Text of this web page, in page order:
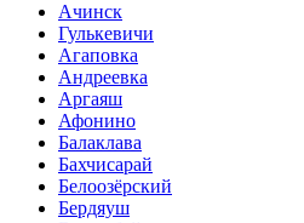
Ачинск
Гулькевичи
Агаповка
Андреевка
Аргаяш
Афонино
Балаклава
Бахчисарай
Белоозёрский
Бердяуш